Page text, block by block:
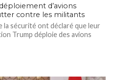
d’avions
contre les militants
la sécurité ont déclaré que leur
Trump déploie des avions